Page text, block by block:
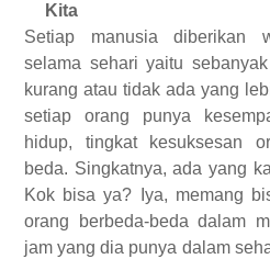
Kita
Setiap manusia diberikan
selama sehari yaitu
kurang atau tidak ada yang
setiap orang punya
hidup, tingkat kesuksesan
beda. Singkatnya, ada yang
Kok bisa ya? Iya, memang
orang berbeda-beda dalam
jam yang dia punya dalam